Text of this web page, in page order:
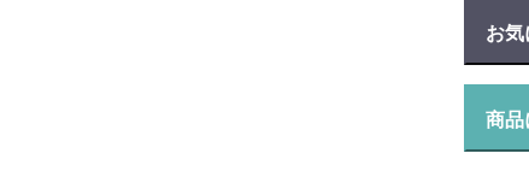
お気
商品